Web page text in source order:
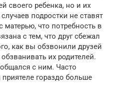
своего ребенка, но и их
подростки не ставят
матерью, что потребность в
с тем, что друг сбежал
как вы обзвонили друзей
их родителей.
с ним. Часто
гораздо больше